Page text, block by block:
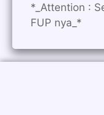
*_Attention :
FUP nya_*